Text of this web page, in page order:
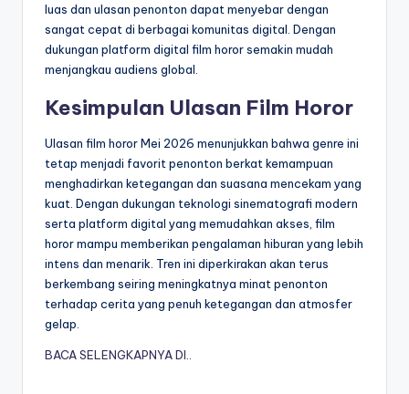
luas dan ulasan penonton dapat menyebar dengan
sangat cepat di berbagai komunitas digital. Dengan
dukungan platform digital film horor semakin mudah
menjangkau audiens global.
Kesimpulan Ulasan Film Horor
Ulasan film horor Mei 2026 menunjukkan bahwa genre ini
tetap menjadi favorit penonton berkat kemampuan
menghadirkan ketegangan dan suasana mencekam yang
kuat. Dengan dukungan teknologi sinematografi modern
serta platform digital yang memudahkan akses, film
horor mampu memberikan pengalaman hiburan yang lebih
intens dan menarik. Tren ini diperkirakan akan terus
berkembang seiring meningkatnya minat penonton
terhadap cerita yang penuh ketegangan dan atmosfer
gelap.
BACA SELENGKAPNYA DI..